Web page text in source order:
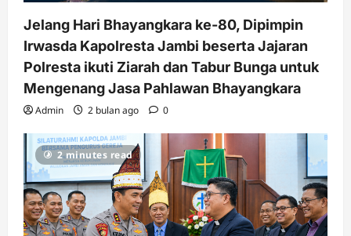
Jelang Hari Bhayangkara ke-80, Dipimpin
Irwasda Kapolresta Jambi beserta Jajaran
Polresta ikuti Ziarah dan Tabur Bunga untuk
Mengenang Jasa Pahlawan Bhayangkara
Admin 2 bulan ago 0
2 minutes read